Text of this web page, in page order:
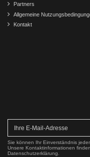
Partners
Allgemeine
Kontakt
Sie können Ihr Einverständnis
Unsere Kontaktinformationen
Datenschutzerklärung.